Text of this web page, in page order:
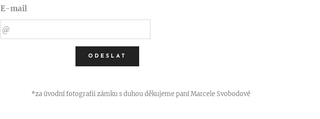
E-mail
ODESLAT
*za úvodní fotografii zámku s duhou děkujeme paní Marcele Svobodové